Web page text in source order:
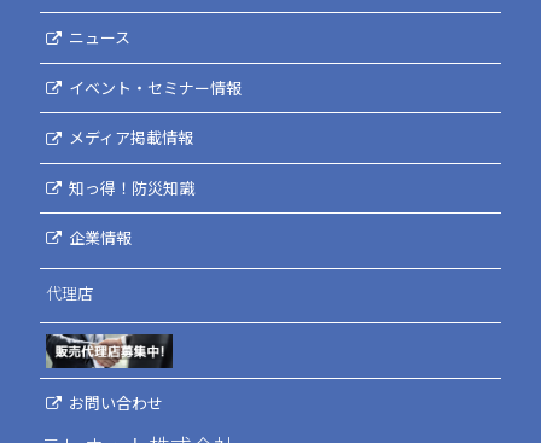
ニュース
イベント・セミナー情報
メディア掲載情報
知っ得！防災知識
企業情報
代理店
お問い合わせ